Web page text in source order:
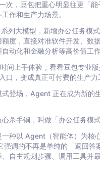
次，豆包把重心明显往更「能
工作和生产力场景。
列大模型，新增办公任务模
度，直接对准软件开发、数据
动化和金融分析等高价值工作
间上手体验，看看豆包专业
口，变成真正可付费的生产力
式登场，Agent 正在成为新的
杀手锏，叫做 「办公任务模
一种以 Agent（智能体）为核
强调的不再是单纯的「返回答
、自主规划步骤、调用工具并